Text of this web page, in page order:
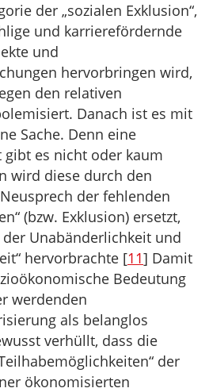
der „sozialen Exklusion“,
und karrierefördernde
und
hervorbringen wird,
den relativen
Danach ist es mit
Sache. Denn eine
es nicht oder kaum
wird diese durch den
der fehlenden
(bzw. Exklusion) ersetzt,
der Unabänderlichkeit und
hervorbrachte [11] Damit
Bedeutung
werdenden
als belanglos
verhüllt, dass die
der
ökonomisierten